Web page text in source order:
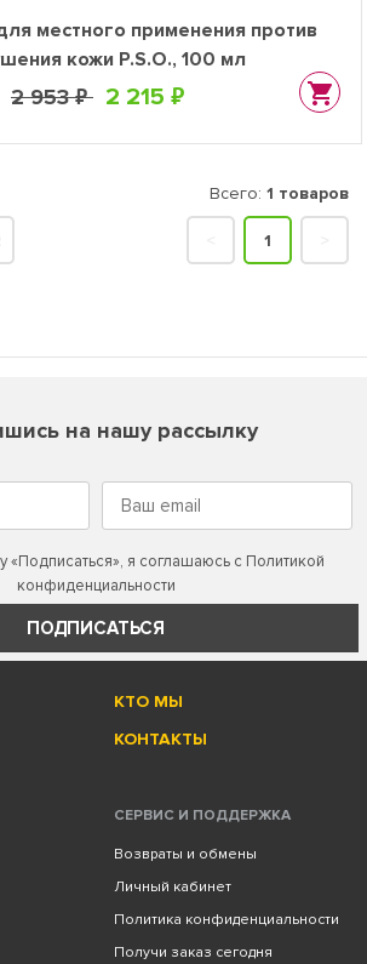
местного применения против
кожи P.S.O., 100 мл
2 953 ₽ 2 215 ₽
Всего: 1 товаров
1
на нашу рассылку
«Подписаться», я соглашаюсь с Политикой
конфиденциальности
ПОДПИСАТЬСЯ
КТО МЫ
КОНТАКТЫ
СЕРВИС И ПОДДЕРЖКА
Возвраты и обмены
Личный кабинет
Политика конфиденциальности
Получи заказ сегодня